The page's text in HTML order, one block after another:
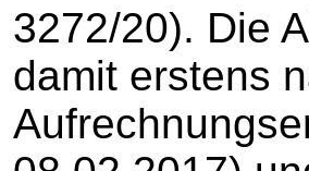
3272/20). Die
damit erstens